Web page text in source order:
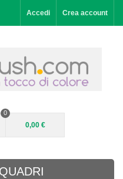
Accedi Crea account
0
0,00 €